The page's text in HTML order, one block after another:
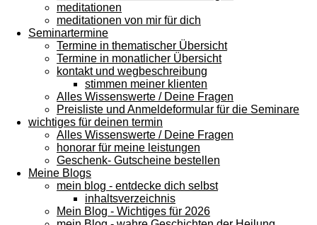
meditationen
meditationen von mir für dich
Seminartermine
Termine in thematischer Übersicht
Termine in monatlicher Übersicht
kontakt und wegbeschreibung
stimmen meiner klienten
Alles Wissenswerte / Deine Fragen
Preisliste und Anmeldeformular für die Seminare
wichtiges für deinen termin
Alles Wissenswerte / Deine Fragen
honorar für meine leistungen
Geschenk- Gutscheine bestellen
Meine Blogs
mein blog - entdecke dich selbst
inhaltsverzeichnis
Mein Blog - Wichtiges für 2026